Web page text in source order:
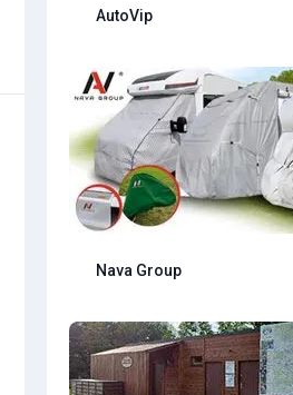
AutoVip
Nava Group